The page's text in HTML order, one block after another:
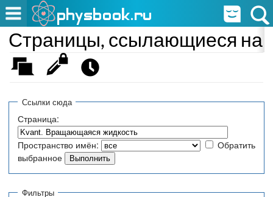
Страницы, ссылающиеся на
Ссылки сюда
Страница:
Пространство имён:
Обратить
выбранное
Фильтры